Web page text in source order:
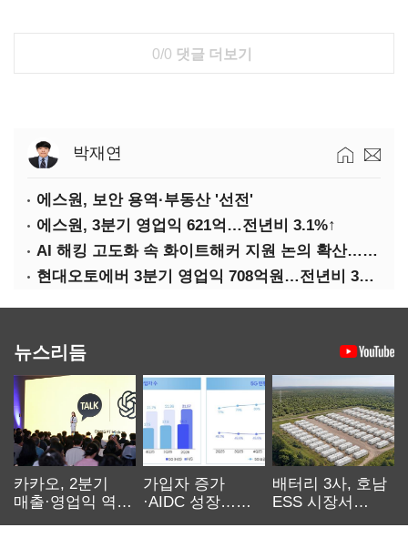
0/0 댓글 더보기
박재연
에스원, 보안 용역·부동산 '선전'
에스원, 3분기 영업익 621억…전년비 3.1%↑
AI 해킹 고도화 속 화이트해커 지원 논의 확산…'버그바운티' 재조명
현대오토에버 3분기 영업익 708억원…전년비 34.8%↑
뉴스리듬
카카오, 2분기
매출·영업익 역대
가입자 증가
·AIDC 성장…
배터리 3사, 호남
ESS 시장서